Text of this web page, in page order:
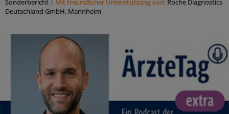
Sonderbericht | Mit freundlicher Unterstützung von: Roche Diagnostics
Deutschland GmbH, Mannheim